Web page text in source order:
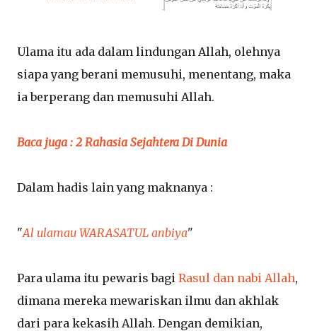
Ulama itu ada dalam lindungan Allah, olehnya
siapa yang berani memusuhi, menentang, maka
ia berperang dan memusuhi Allah.
Baca juga : 2 Rahasia Sejahtera Di Dunia
Dalam hadis lain yang maknanya :
"Al ulamau WARASATUL anbiya"
Para ulama itu pewaris bagi Rasul dan nabi Allah,
dimana mereka mewariskan ilmu dan akhlak
dari para kekasih Allah. Dengan demikian,